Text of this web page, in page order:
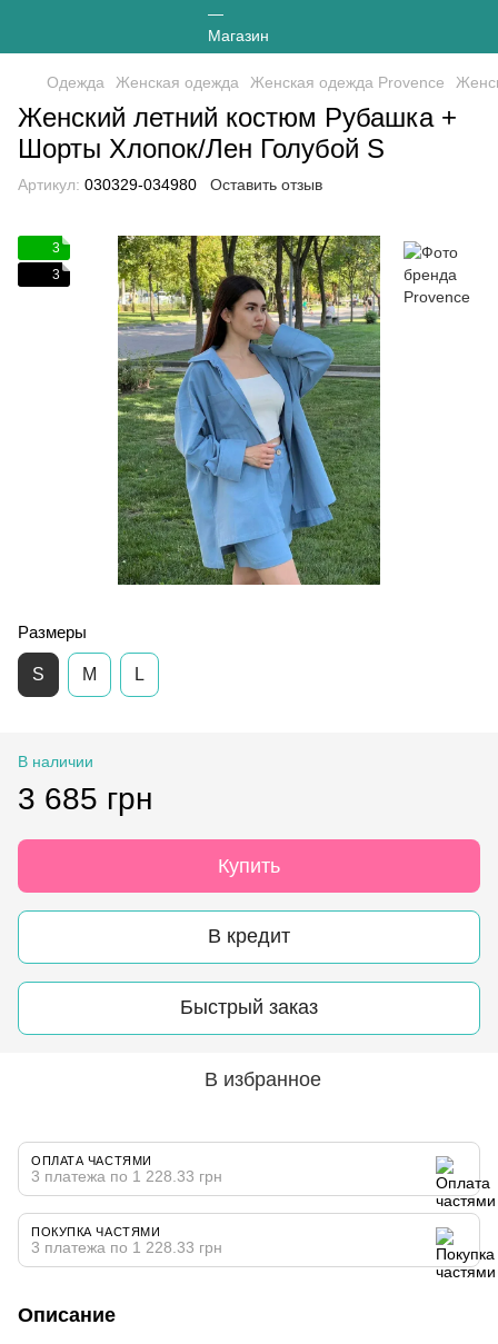
Одежда Женская одежда Женская одежда Provence
Женский летний костюм Рубашка +
Шорты Хлопок/Лен Голубой S
Артикул: 030329-034980 Оставить отзыв
3
3
Размеры
S M L
В наличии
3 685 грн
Купить
В кредит
Быстрый заказ
В избранное
ОПЛАТА ЧАСТЯМИ
3 платежа по 1 228.33 грн
ПОКУПКА ЧАСТЯМИ
3 платежа по 1 228.33 грн
Описание